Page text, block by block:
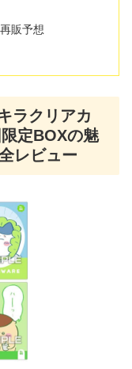
販予想
ラクリアカ
定BOXの魅
レビュー